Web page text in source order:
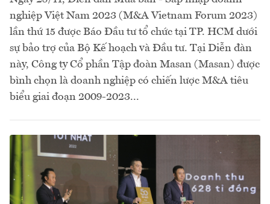
nghiệp Việt Nam 2023 (M&A Vietnam Forum 2023)
lần thứ 15 được Báo Đầu tư tổ chức tại TP. HCM dưới
sự bảo trợ của Bộ Kế hoạch và Đầu tư. Tại Diễn đàn
này, Công ty Cổ phần Tập đoàn Masan (Masan) được
bình chọn là doanh nghiệp có chiến lược M&A tiêu
biểu giai đoạn 2009-2023...